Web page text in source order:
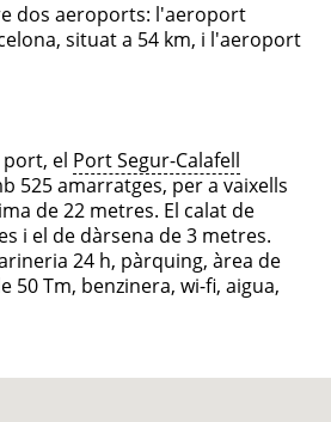
dos aeroports: l'aeroport
situat a 54 km, i l'aeroport
el Port Segur-Calafell
525 amarratges, per a vaixells
de 22 metres. El calat de
i el de dàrsena de 3 metres.
24 h, pàrquing, àrea de
50 Tm, benzinera, wi-fi, aigua,